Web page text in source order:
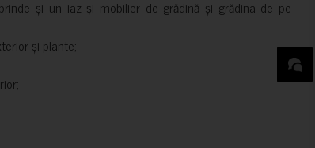
și un iaz și mobilier de grădină și grădina de pe
și plante;